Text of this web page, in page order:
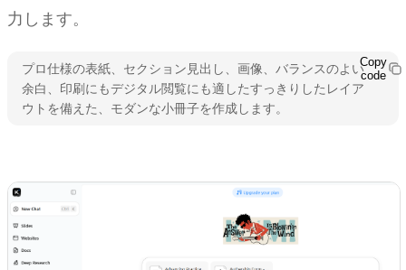
力します。
プロ仕様の表紙、セクション見出し、画像、バランスのよい
余白、印刷にもデジタル閲覧にも適したすっきりしたレイア
ウトを備えた、モダンな小冊子を作成します。
Copy
code